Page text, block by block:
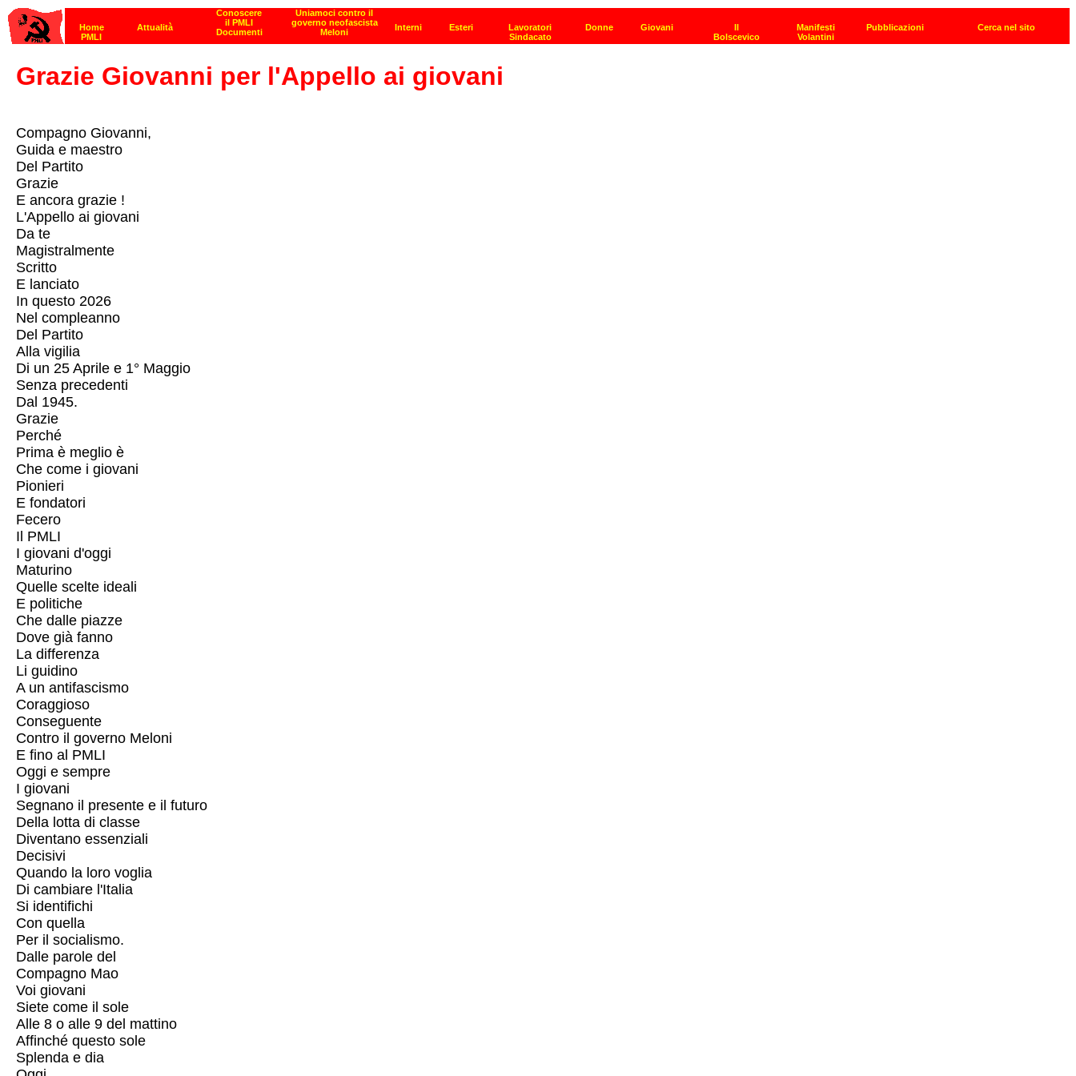
Grazie Giovanni per l'Appello ai giovani
Compagno Giovanni,
Guida e maestro
Del Partito
Grazie
E ancora grazie !
L'Appello ai giovani
Da te
Magistralmente
Scritto
E lanciato
In questo 2026
Nel compleanno
Del Partito
Alla vigilia
Di un 25 Aprile e 1° Maggio
Senza precedenti
Dal 1945.
Grazie
Perché
Prima è meglio è
Che come i giovani
Pionieri
E fondatori
Fecero
Il PMLI
I giovani d'oggi
Maturino
Quelle scelte ideali
E politiche
Che dalle piazze
Dove già fanno
La differenza
Li guidino
A un antifascismo
Coraggioso
Conseguente
Contro il governo Meloni
E fino al PMLI
Oggi e sempre
I giovani
Segnano il presente e il futuro
Della lotta di classe
Diventano essenziali
Decisivi
Quando la loro voglia
Di cambiare l'Italia
Si identifichi
Con quella
Per il socialismo.
Dalle parole del
Compagno Mao
Voi giovani
Siete come il sole
Alle 8 o alle 9 del mattino
Affinché questo sole
Splenda e dia